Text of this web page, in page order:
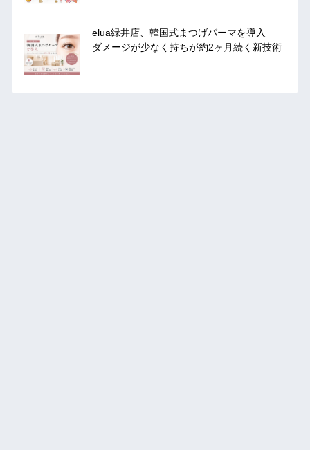
elua緑井店、韓国式まつげパーマを導入──
ダメージが少なく持ちが約2ヶ月続く新技術